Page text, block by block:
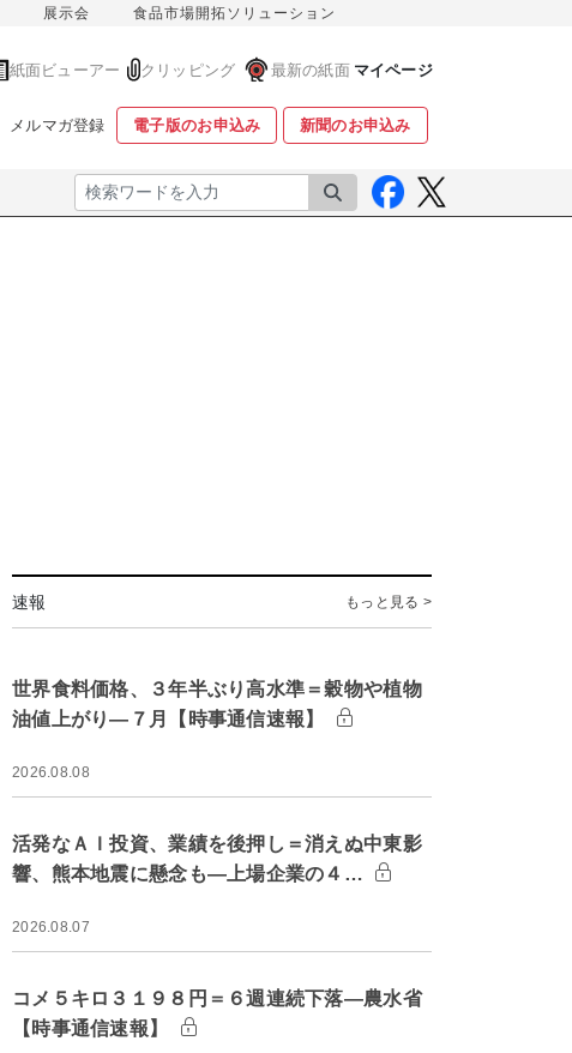
展示会 食品市場開拓ソリューション
紙面ビューアー クリッピング 最新の紙面 マイページ
メルマガ登録 電子版のお申込み 新聞のお申込み
検索
速報 もっと見る >
世界食料価格、３年半ぶり高水準＝穀物や植物
油値上がり―７月【時事通信速報】
2026.08.08
活発なＡＩ投資、業績を後押し＝消えぬ中東影
響、熊本地震に懸念も―上場企業の４…
2026.08.07
コメ５キロ３１９８円＝６週連続下落―農水省
【時事通信速報】